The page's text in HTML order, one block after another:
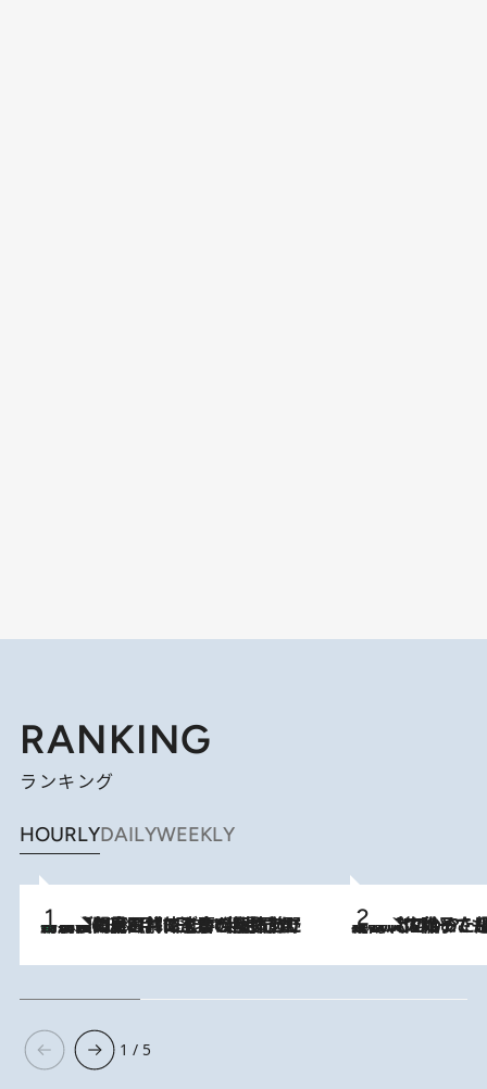
RANKING
ランキング
HOURLYDAILYWEEKLY
2026.8.8
「最後に見られてよかった」上野動物園の東園パンダ舎が解体前に特別公開。8月16日まで延長されたパネル展と共に辿る“半世紀”のパンダ飼育《解体工事の図面あり》 2026.8.5
【阿川佐和子さんの年とる力】なぜ70代で始めた趣味は“こんなに楽しい”のか？ ピアノ、俳句…スランプに陥っても続けられる“ある秘訣”とは
1 / 5